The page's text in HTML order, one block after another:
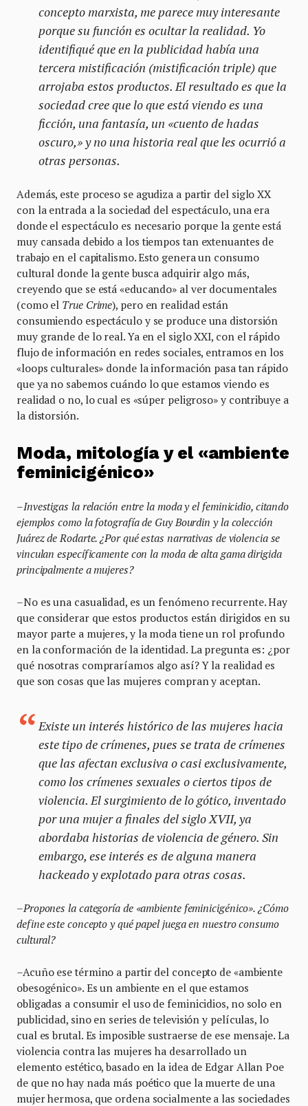
concepto marxista, me parece muy interesante
porque su función es ocultar la realidad. Yo
identifiqué que en la publicidad había una
tercera mistificación (mistificación triple) que
arrojaba estos productos. El resultado es que la
sociedad cree que lo que está viendo es una
ficción, una fantasía, un «cuento de hadas
oscuro,» y no una historia real que les ocurrió a
otras personas.
Además, este proceso se agudiza a partir del siglo XX
con la entrada a la sociedad del espectáculo, una era
donde el espectáculo es necesario porque la gente está
muy cansada debido a los tiempos tan extenuantes de
trabajo en el capitalismo. Esto genera un consumo
cultural donde la gente busca adquirir algo más,
creyendo que se está «educando» al ver documentales
(como el True Crime), pero en realidad están
consumiendo espectáculo y se produce una distorsión
muy grande de lo real. Ya en el siglo XXI, con el rápido
flujo de información en redes sociales, entramos en los
«loops culturales» donde la información pasa tan rápido
que ya no sabemos cuándo lo que estamos viendo es
realidad o no, lo cual es «súper peligroso» y contribuye a
la distorsión.
Moda, mitología y el «ambiente
feminicigénico»
–Investigas la relación entre la moda y el feminicidio, citando
ejemplos como la fotografía de Guy Bourdin y la colección
Juárez de Rodarte. ¿Por qué estas narrativas de violencia se
vinculan específicamente con la moda de alta gama dirigida
principalmente a mujeres?
–No es una casualidad, es un fenómeno recurrente. Hay
que considerar que estos productos están dirigidos en su
mayor parte a mujeres, y la moda tiene un rol profundo
en la conformación de la identidad. La pregunta es: ¿por
qué nosotras compraríamos algo así? Y la realidad es
que son cosas que las mujeres compran y aceptan.
Existe un interés histórico de las mujeres hacia
este tipo de crímenes, pues se trata de crímenes
que las afectan exclusiva o casi exclusivamente,
como los crímenes sexuales o ciertos tipos de
violencia. El surgimiento de lo gótico, inventado
por una mujer a finales del siglo XVII, ya
abordaba historias de violencia de género. Sin
embargo, ese interés es de alguna manera
hackeadoy explotado para otras cosas.
–Propones la categoría de «ambiente feminicigénico». ¿Cómo
define este concepto y qué papel juega en nuestro consumo
cultural?
–Acuño ese término a partir del concepto de «ambiente
obesogénico». Es un ambiente en el que estamos
obligadas a consumir el uso de feminicidios, no solo en
publicidad, sino en series de televisión y películas, lo
cual es brutal. Es imposible sustraerse de ese mensaje. La
violencia contra las mujeres ha desarrollado un
elemento estético, basado en la idea de Edgar Allan Poe
de que no hay nada más poético que la muerte de una
mujer hermosa, que ordena socialmente a las sociedades